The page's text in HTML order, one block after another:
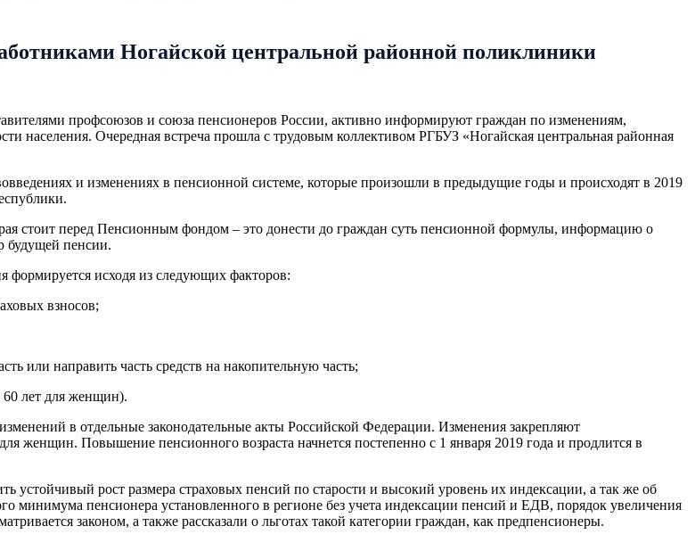
Ногайской центральной районной поликлиники
профсоюзов и союза пенсионеров России, активно информируют граждан по изменениям,
населения. Очередная встреча прошла с трудовым коллективом РГБУЗ «Ногайская центральная районная
и изменениях в пенсионной системе, которые произошли в предыдущие годы и происходят в 2019
стоит перед Пенсионным фондом – это донести до граждан суть пенсионной формулы, информацию о
будущей пенсии.
формируется исходя из следующих факторов:
взносов;
или направить часть средств на накопительную часть;
60 лет для женщин).
в отдельные законодательные акты Российской Федерации. Изменения закрепляют
женщин. Повышение пенсионного возраста начнется постепенно с 1 января 2019 года и продлится в
устойчивый рост размера страховых пенсий по старости и высокий уровень их индексации, а так же об
минимума пенсионера установленного в регионе без учета индексации пенсий и ЕДВ, порядок увеличения
законом, а также рассказали о льготах такой категории граждан, как предпенсионеры.